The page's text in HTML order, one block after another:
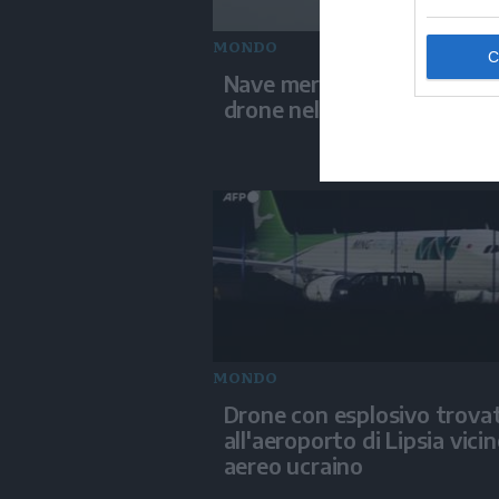
MONDO
Nave mercantile colpita
drone nel Mar Nero
MONDO
Drone con esplosivo
all'aeroporto di Lipsia
aereo ucraino